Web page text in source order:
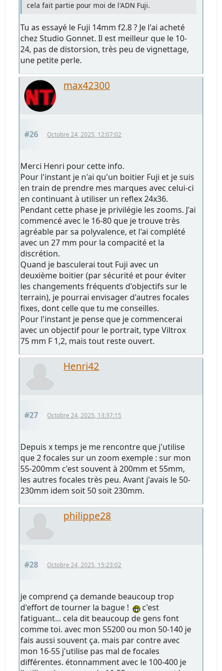
cela fait partie pour moi de l'ADN Fuji.
Tu as essayé le Fuji 14mm f2.8 ? Je l'ai acheté
chez Studio Gonnet. Il est meilleur que le 10-
24, pas de distorsion, très peu de vignettage,
une petite perle.
max42300
#26 Octobre 24, 2025, 12:07:02
Merci Henri pour cette info.
Pour l'instant je n'ai qu'un boitier Fuji et je suis
en train de prendre mes marques avec celui-ci
en continuant à utiliser un reflex 24x36.
Pendant cette phase je privilégie les zooms. J'ai
commencé avec le 16-80 que je trouve très
agréable par sa polyvalence, et l'ai complété
avec un 27 mm pour la compacité et la
discrétion.
Quand je basculerai tout Fuji avec un
deuxième boitier (par sécurité et pour éviter
les changements fréquents d'objectifs sur le
terrain), je pourrai envisager d'autres focales
fixes, dont celle que tu me conseilles.
Pour l'instant je pense que je commencerai
avec un objectif pour le portrait, type Viltrox
75 mm F 1,2, mais tout reste ouvert.
Henri42
#27 Octobre 24, 2025, 13:37:15
Depuis x temps je me rencontre que j'utilise
que 2 focales sur un zoom exemple : sur mon
55-200mm c'est souvent à 200mm et 55mm,
les autres focales très peu. Avant j'avais le 50-
230mm idem soit 50 soit 230mm.
philippe28
#28 Octobre 24, 2025, 15:23:02
je comprend ça demande beaucoup trop
d'effort de tourner la bague !
c'est
fatiguant... cela dit beaucoup de gens font
comme toi. avec mon 55200 ou mon 50-140 je
fais aussi souvent ça. mais par contre avec
mon 16-55 j'utilise pas mal de focales
différentes. étonnamment avec le 100-400 je